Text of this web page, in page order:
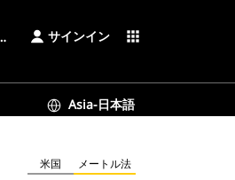
サインイン apps
Asia-日本語
米国 メートル法